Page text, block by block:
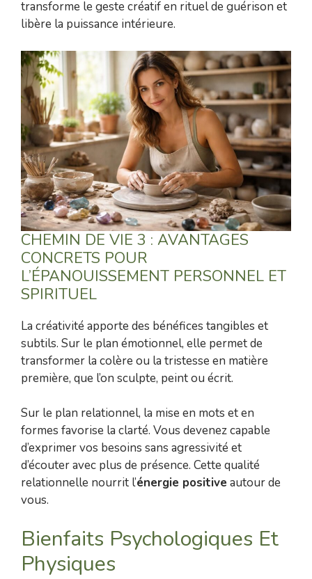
transforme le geste créatif en rituel de guérison et
libère la puissance intérieure.
CHEMIN DE VIE 3 : AVANTAGES
CONCRETS POUR
L’ÉPANOUISSEMENT PERSONNEL ET
SPIRITUEL
La créativité apporte des bénéfices tangibles et
subtils. Sur le plan émotionnel, elle permet de
transformer la colère ou la tristesse en matière
première, que l’on sculpte, peint ou écrit.
Sur le plan relationnel, la mise en mots et en
formes favorise la clarté. Vous devenez capable
d’exprimer vos besoins sans agressivité et
d’écouter avec plus de présence. Cette qualité
relationnelle nourrit l’énergie positive autour de
vous.
Bienfaits Psychologiques Et
Physiques